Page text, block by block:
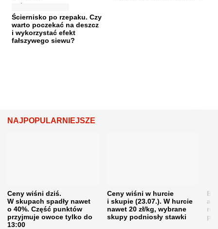
Ściernisko po rzepaku. Czy
warto poczekać na deszcz
i wykorzystać efekt
fałszywego siewu?
NAJPOPULARNIEJSZE
Ceny wiśni dziś.
W skupach spadły nawet
o 40%. Część punktów
przyjmuje owoce tylko do
13:00
Ceny wiśni w hurcie
i skupie (23.07.). W hurcie
nawet 20 zł/kg, wybrane
skupy podniosły stawki